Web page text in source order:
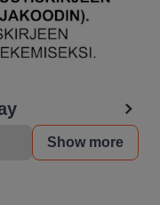
Show more